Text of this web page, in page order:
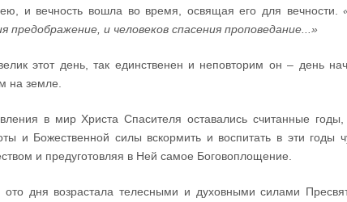
и вечность вошла во время, освящая его для вечности.
предображение, и человеков спасения проповедание...»
этот день, так единственен и неповторим он – день
на земле.
в мир Христа Спасителя оставались считанные
и Божественной силы вскормить и воспитать в эти годы
и предуготовляя в Ней самое Боговоплощение.
ото дня возрастала телесными и духовными силами